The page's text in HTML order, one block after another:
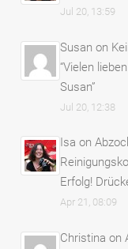
Jul 20, 13:59
Susan on
“Vielen
Susan”
Jul 20, 12:38
Isa on
Erfolg!
Apr 21, 08:09
Christina on